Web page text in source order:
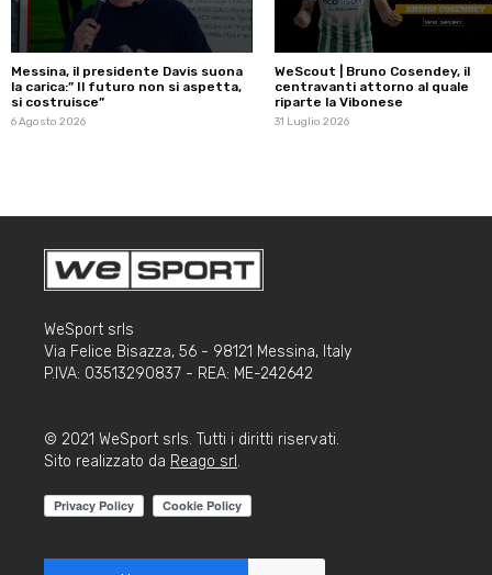
Messina, il presidente Davis suona
la carica:” Il futuro non si aspetta,
si costruisce”
6 Agosto 2026
WeScout | Bruno Cosendey, il
centravanti attorno al quale
riparte la Vibonese
31 Luglio 2026
WeSport srls
Via Felice Bisazza, 56 - 98121 Messina, Italy
P.IVA: 03513290837 - REA: ME-242642
© 2021 WeSport srls. Tutti i diritti riservati.
Sito realizzato da Reago srl .